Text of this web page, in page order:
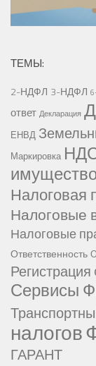
ТЕМЫ:
2-НДФЛ 3-НДФЛ
ответ Декларация
ЕНВД
Маркировка
Налоговая
Налоговые
Налоговые
Ответственность
Регистрация
Сервисы
налогов
ГАРАНТ